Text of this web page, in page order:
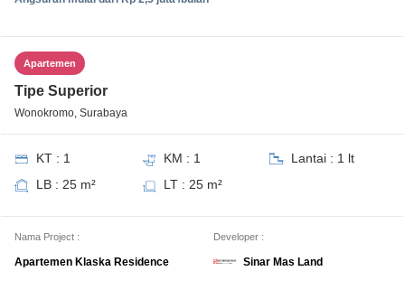
Apartemen
Tipe Superior
Wonokromo, Surabaya
KT : 1 KM : 1
Lantai : 1 lt
LB : 25 m²
LT : 25 m²
Nama Project :
Apartemen Klaska Residence
Developer :
Sinar Mas Land